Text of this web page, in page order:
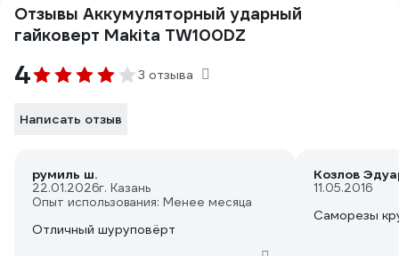
Отзывы Аккумуляторный ударный
гайковерт Makita TW100DZ
4 3 отзыва
Написать отзыв
румиль ш.
22.01.2026г. Казань
Опыт использования: Менее месяца
Отличный шуруповёрт
Козлов
11.05.2016
Саморезы